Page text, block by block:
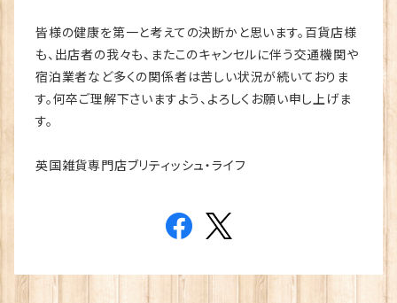
皆様の健康を第一と考えての決断かと思います。百貨店様
も、出店者の我々も、またこのキャンセルに伴う交通機関や
宿泊業者など多くの関係者は苦しい状況が続いておりま
す。何卒ご理解下さいますよう、よろしくお願い申し上げま
す。
英国雑貨専門店ブリティッシュ・ライフ